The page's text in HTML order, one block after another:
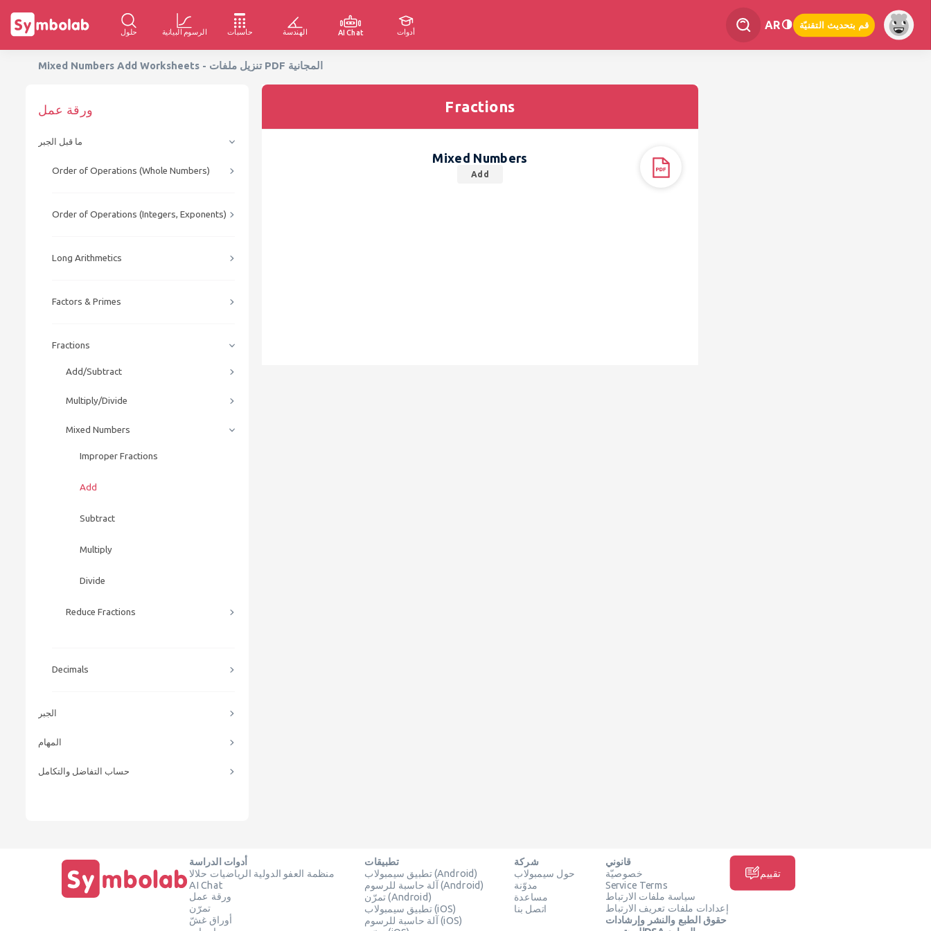
حلول الرسوم البيانية حاسبات الهندسة AI Chat أدوات
AR قم بتحديث التقنيّة
Mixed Numbers Add Worksheets - تنزيل ملفات PDF المجانية
ورقة عمل
ما قبل الجبر
Order of Operations (Whole Numbers)
Order of Operations (Integers, Exponents)
Long Arithmetics
Factors & Primes
Fractions
Add/Subtract
Multiply/Divide
Mixed Numbers
Improper Fractions
Add
Subtract
Multiply
Divide
Reduce Fractions
Decimals
الجبر
المهام
حساب التفاضل والتكامل
Fractions
Mixed Numbers
Add
أدوات الدراسة
منظمة العفو الدولية الرياضيات حلالا
AI Chat
ورقة عمل
تمرّن
أوراق غشّ
تطبيقات
تطبيق سيمبولاب (Android)
آلة حاسبة للرسوم (Android)
تمرّن (Android)
تطبيق سيمبولاب (iOS)
آلة حاسبة للرسوم (iOS)
شركة
حول سيمبولاب
مدوّنة
مساعدة
اتصل بنا
قانوني
خصوصيّة
Service Terms
سياسة ملفات الارتباط
إعدادات ملفات تعريف الارتباط
حقوق الطبع والنشر وإرشادات
تقييم